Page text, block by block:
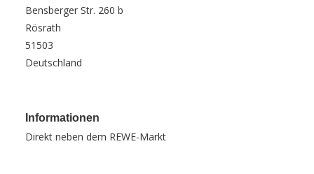
Bensberger Str. 260 b
Rösrath
51503
Deutschland
Informationen
Direkt neben dem REWE-Markt